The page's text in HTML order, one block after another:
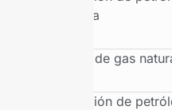
provincia
Balance de gas
Producción de